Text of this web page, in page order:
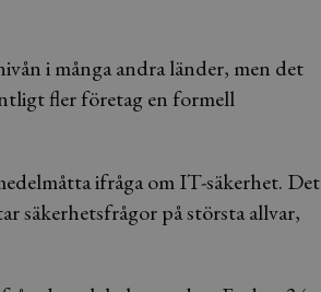
i många andra länder, men det
fler företag en formell
ifråga om IT-säkerhet. Det
säkerhetsfrågor på största allvar,